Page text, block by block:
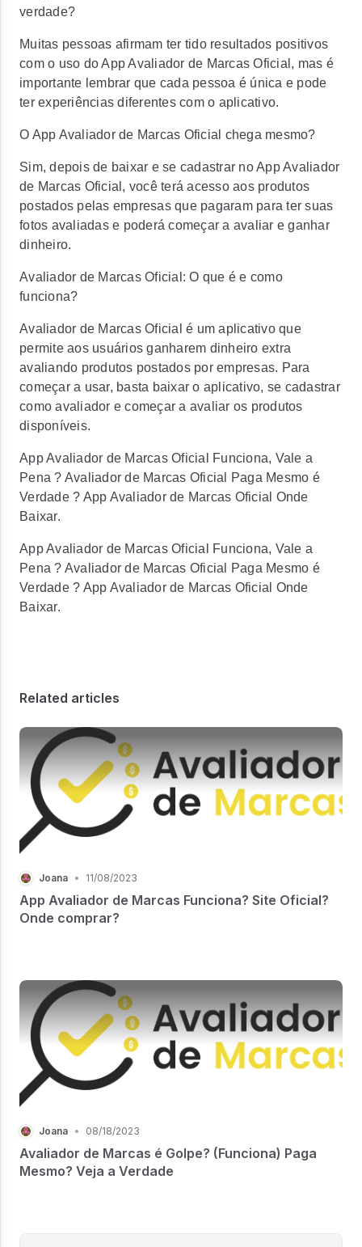
verdade?
Muitas pessoas afirmam ter tido resultados positivos
com o uso do App Avaliador de Marcas Oficial, mas é
importante lembrar que cada pessoa é única e pode
ter experiências diferentes com o aplicativo.
O App Avaliador de Marcas Oficial chega mesmo?
Sim, depois de baixar e se cadastrar no App Avaliador
de Marcas Oficial, você terá acesso aos produtos
postados pelas empresas que pagaram para ter suas
fotos avaliadas e poderá começar a avaliar e ganhar
dinheiro.
Avaliador de Marcas Oficial: O que é e como
funciona?
Avaliador de Marcas Oficial é um aplicativo que
permite aos usuários ganharem dinheiro extra
avaliando produtos postados por empresas. Para
começar a usar, basta baixar o aplicativo, se cadastrar
como avaliador e começar a avaliar os produtos
disponíveis.
App Avaliador de Marcas Oficial Funciona, Vale a
Pena ? Avaliador de Marcas Oficial Paga Mesmo é
Verdade ? App Avaliador de Marcas Oficial Onde
Baixar.
App Avaliador de Marcas Oficial Funciona, Vale a
Pena ? Avaliador de Marcas Oficial Paga Mesmo é
Verdade ? App Avaliador de Marcas Oficial Onde
Baixar.
Related articles
Joana • 11/08/2023
App Avaliador de Marcas Funciona? Site Oficial?
Onde comprar?
Joana • 08/18/2023
Avaliador de Marcas é Golpe? (Funciona) Paga
Mesmo? Veja a Verdade